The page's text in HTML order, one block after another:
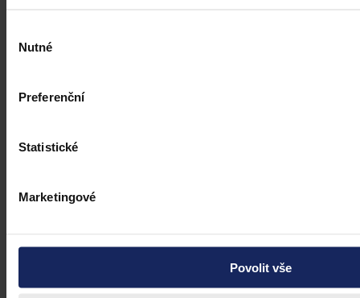
souhlasu
Nutné
Preferenční
Statistické
Marketingové
Povolit vše